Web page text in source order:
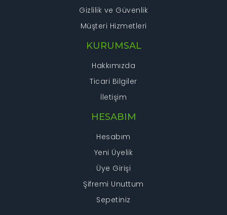
Gizlilik ve Güvenlik
Müşteri Hizmetleri
KURUMSAL
Hakkımızda
Ticari Bilgiler
İletişim
HESABIM
Hesabım
Yeni Üyelik
Üye Girişi
Şifremi Unuttum
Sepetiniz